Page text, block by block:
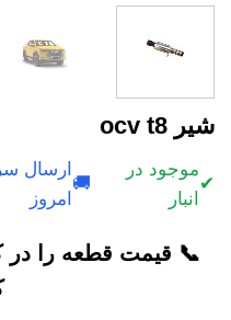
شیر ocv t8
✔
موجود در
انبار
🚚
ارسال
امروز
📞 قیمت قطعه را در